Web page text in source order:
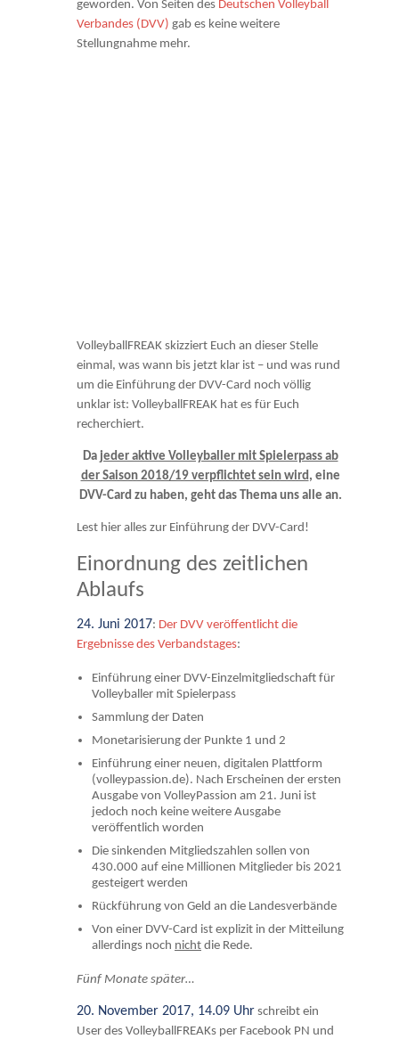
geworden. Von Seiten des Deutschen Volleyball
Verbandes (DVV) gab es keine weitere
Stellungnahme mehr.
VolleyballFREAK skizziert Euch an dieser Stelle
einmal, was wann bis jetzt klar ist – und was rund
um die Einführung der DVV-Card noch völlig
unklar ist: VolleyballFREAK hat es für Euch
recherchiert.
Da jeder aktive Volleyballer mit Spielerpass ab
der Saison 2018/19 verpflichtet sein wird , eine
DVV-Card zu haben, geht das Thema uns alle an.
Lest hier alles zur Einführung der DVV-Card!
Einordnung des zeitlichen
Ablaufs
24. Juni 2017: Der DVV veröffentlicht die
Ergebnisse des Verbandstages:
Einführung einer DVV-Einzelmitgliedschaft für
Volleyballer mit Spielerpass
Sammlung der Daten
Monetarisierung der Punkte 1 und 2
Einführung einer neuen, digitalen Plattform
(volleypassion.de). Nach Erscheinen der ersten
Ausgabe von VolleyPassion am 21. Juni ist
jedoch noch keine weitere Ausgabe
veröffentlich worden
Die sinkenden Mitgliedszahlen sollen von
430.000 auf eine Millionen Mitglieder bis 2021
gesteigert werden
Rückführung von Geld an die Landesverbände
Von einer DVV-Card ist explizit in der Mitteilung
allerdings noch nicht die Rede.
Fünf Monate später…
20. November 2017, 14.09 Uhr schreibt ein
User des VolleyballFREAKs per Facebook PN und